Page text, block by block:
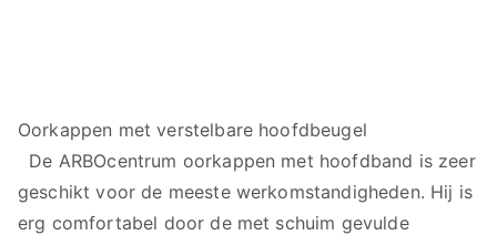
Oorkappen met verstelbare hoofdbeugel
De ARBOcentrum oorkappen met hoofdband is zeer
geschikt voor de meeste werkomstandigheden. Hij is
erg comfortabel door de met schuim gevulde